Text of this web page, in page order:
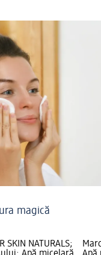
magică
SKIN NATURALS;